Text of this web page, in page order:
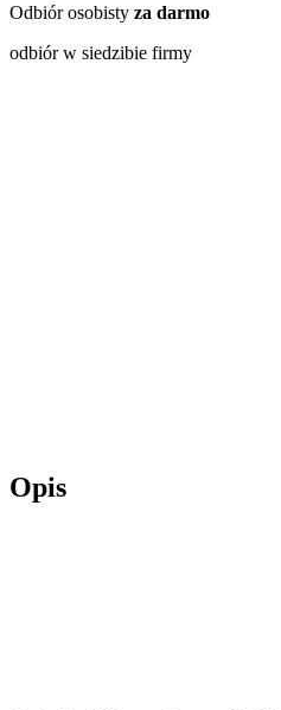
Odbiór osobisty za darmo
odbiór w siedzibie firmy
Opis